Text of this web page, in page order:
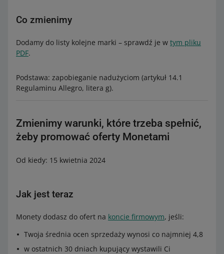
Co zmienimy
Dodamy do listy kolejne marki – sprawdź je w tym pliku
PDF.
Podstawa: zapobieganie nadużyciom (artykuł 14.1
Regulaminu Allegro, litera g).
Zmienimy warunki, które trzeba spełnić,
żeby promować oferty Monetami
Od kiedy: 15 kwietnia 2024
Jak jest teraz
Monety dodasz do ofert na koncie firmowym, jeśli:
Twoja średnia ocen sprzedaży wynosi co najmniej 4,8
w ostatnich 30 dniach kupujący wystawili Ci